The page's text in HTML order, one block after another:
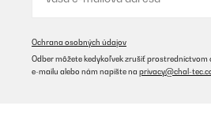
Ochrana osobných údajov
Odber môžete kedykoľvek zrušiť
e-mailu alebo nám napíšte na privacy@chal-